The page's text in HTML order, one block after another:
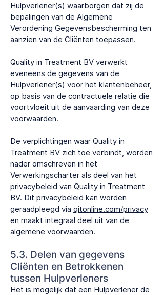
Hulpverlener(s) waarborgen dat zij de
bepalingen van de Algemene
Verordening Gegevensbescherming ten
aanzien van de Cliënten toepassen.
Quality in Treatment BV verwerkt
eveneens de gegevens van de
Hulpverlener(s) voor het klantenbeheer,
op basis van de contractuele relatie die
voortvloeit uit de aanvaarding van deze
voorwaarden.
De verplichtingen waar Quality in
Treatment BV zich toe verbindt, worden
nader omschreven in het
Verwerkingscharter als deel van het
privacybeleid van Quality in Treatment
BV. Dit privacybeleid kan worden
geraadpleegd via qitonline.com/privacy
en maakt integraal deel uit van de
algemene voorwaarden.
5.3. Delen van gegevens
Cliënten en Betrokkenen
tussen Hulpverleners
Het is mogelijk dat een Hulpverlener de